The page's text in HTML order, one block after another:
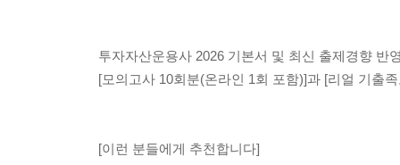
투자자산운용사 2026 기본서 및 최신 출제경향 반
[모의고사 10회분(온라인 1회 포함)]과 [리얼 기출
[이런 분들에게 추천합니다]